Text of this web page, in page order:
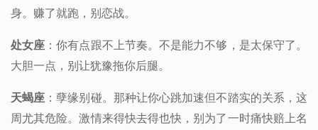
身。赚了就跑，别恋战。
处女座 ：你有点跟不上节奏。不是能力不够，是太保守了。
大胆一点，别让犹豫拖你后腿。
天蝎座 ：孽缘别碰。那种让你心跳加速但不踏实的关系，这
周尤其危险。激情来得快去得也快，别为了一时痛快赔上名